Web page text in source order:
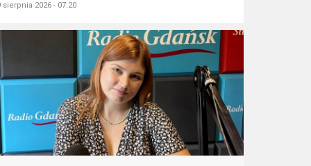
sierpnia 2026 - 07:20